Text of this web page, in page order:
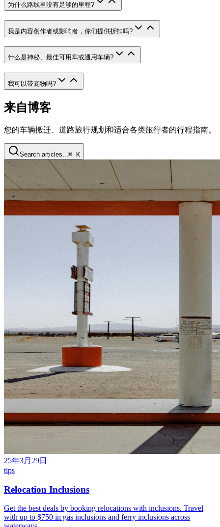
为什么路线里没有足够的里程?
我是内容创作者或影响者，你们提供折扣吗?
什么是神秘、最佳可用车或通用车辆?
我可以带宠物吗?
来自博客
您的车辆搬迁、道路旅行规划和适合各类旅行者的行程指南。
Search articles... ⌘ K
25年3月29日
tips
Relocation Inclusions
Get the best deals by booking relocations with inclusions. Travel
with up to $750 in gas inclusions and ferry inclusions across